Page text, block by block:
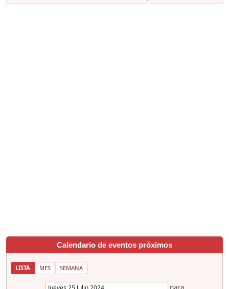
Calendario de eventos próximos
LISTA MES SEMANA